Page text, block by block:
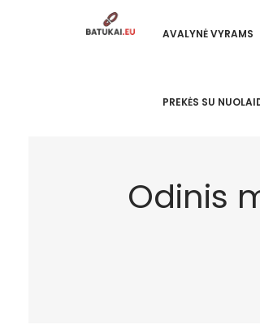
AVALYNĖ VYRAMS
PREKĖS SU
Odinis